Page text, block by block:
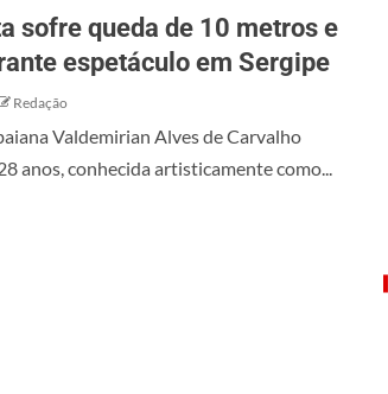
sofre queda de 10 metros e
espetáculo em Sergipe
Redação
Valdemirian Alves de Carvalho
anos, conhecida artisticamente como...